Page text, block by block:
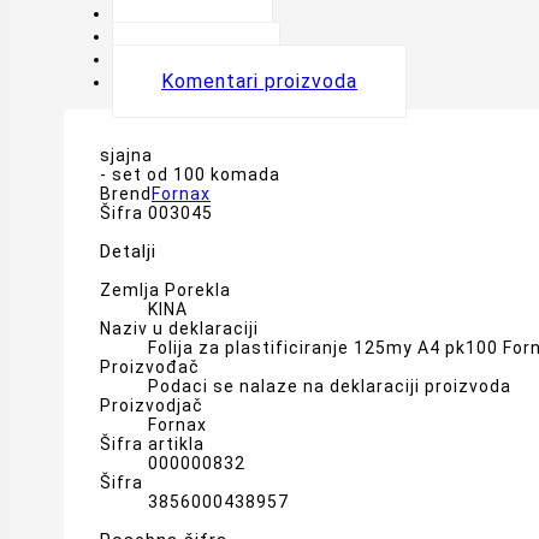
Komentari proizvoda
sjajna
- set od 100 komada
Brend Fornax
Šifra 003045
Detalji
Zemlja Porekla
KINA
Naziv u deklaraciji
Folija za plastificiranje 125my A4 pk100
Proizvođač
Podaci se nalaze na deklaraciji proizvoda
Proizvodjač
Fornax
Šifra artikla
000000832
Šifra
3856000438957